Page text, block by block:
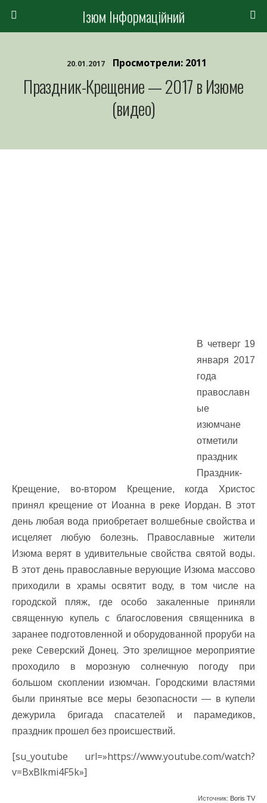
Ізюм Інформаційний
20.01.2017 Просмотрели: 2011
Праздник-Крещение — 2017 в Изюме
(видео)
В четверг 19
января 2017
года
православн
ые
изюмчане
отметили
праздник
Праздник-
Крещение, во-втором Крещение, когда Христос
принял крещение от Иоанна в реке Иордан. В этот
день любая вода приобретает волшебные свойства и
исцеляет любую болезнь. Православные жители
Изюма верят в удивительные свойства святой воды.
В этот день православные верующие Изюма массово
приходили в храмы освятит воду, в том числе на
городской пляж, где особо закаленные приняли
священную купель с благословения священника в
заранее подготовленной и оборудованной проруби на
реке Северский Донец. Это зрелищное мероприятие
проходило в морозную солнечную погоду при
большом скоплении изюмчан. Городскими властями
были принятые все меры безопасности — в купели
дежурила бригада спасателей и парамедиков,
праздник прошел без происшествий.
[su_youtube url=»https://www.youtube.com/watch?
v=BxBlkmi4F5k»]
Источник: Boris TV